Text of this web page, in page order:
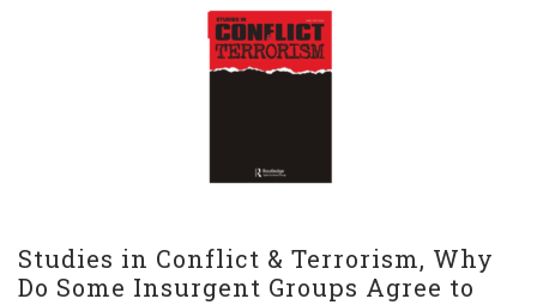
Studies in Conflict & Terrorism, Why
Do Some Insurgent Groups Agree to